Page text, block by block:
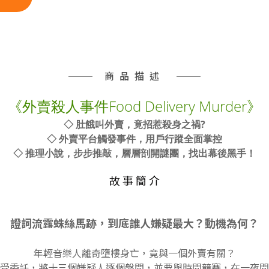
商品描述
《外賣殺人事件Food Delivery Murder》
◇ 肚餓叫外賣，竟招惹殺身之禍?
◇外賣平台觸發事件，用戶行蹤全面掌控
◇推理小說，步步推敲，層層剖開謎團，找出幕後黑手！
故 事 簡 介
證詞流露蛛絲馬跡，到底誰人嫌疑最大？動機為何？
年輕音樂人離奇墮樓身亡，竟與一個外賣有關？